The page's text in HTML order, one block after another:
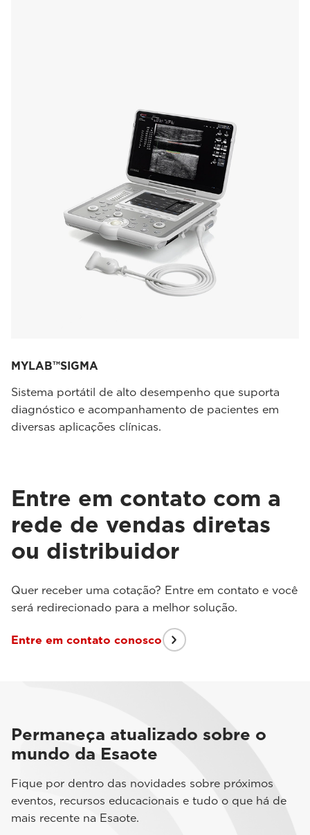
MYLAB™SIGMA
Sistema portátil de alto desempenho que suporta
diagnóstico e acompanhamento de pacientes em
diversas aplicações clínicas.
Entre em contato com a
rede de vendas diretas
ou distribuidor
Quer receber uma cotação? Entre em contato e você
será redirecionado para a melhor solução.
Entre em contato conosco
Permaneça atualizado sobre o
mundo da Esaote
Fique por dentro das novidades sobre próximos
eventos, recursos educacionais e tudo o que há de
mais recente na Esaote.